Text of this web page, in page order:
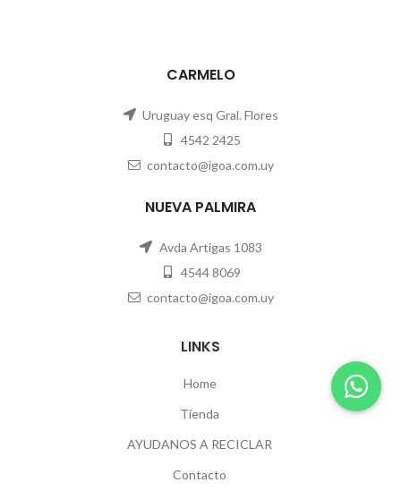
CARMELO
Uruguay esq Gral. Flores
4542 2425
contacto@igoa.com.uy
NUEVA PALMIRA
Avda Artigas 1083
4544 8069
contacto@igoa.com.uy
LINKS
Home
Tienda
AYUDANOS A RECICLAR
Contacto